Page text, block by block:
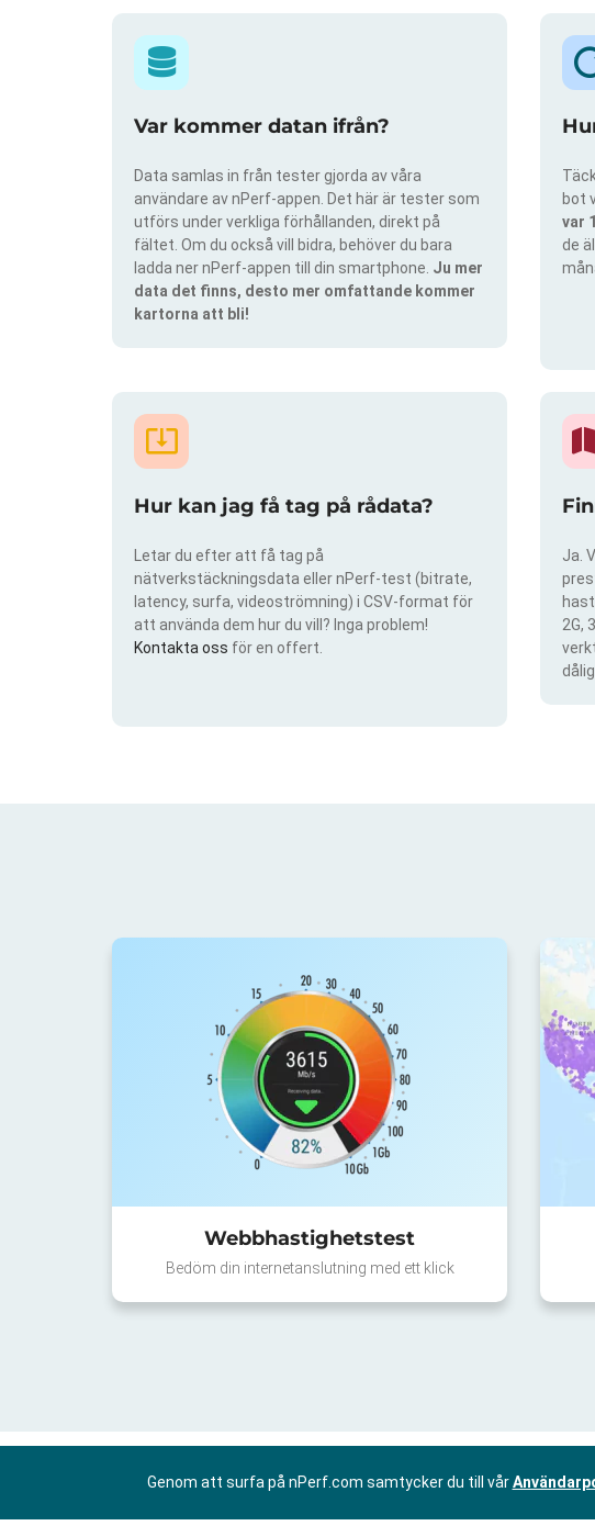
Var kommer datan ifrån?
Data samlas in från tester gjorda av våra
användare av nPerf-appen. Det här är tester som
utförs under verkliga förhållanden, direkt på
fältet. Om du också vill bidra, behöver du bara
ladda ner nPerf-appen till din smartphone. Ju mer
data det finns, desto mer omfattande kommer
kartorna att bli!
bot
var
de
Hur kan jag få tag på rådata?
Letar du efter att få tag på
nätverkstäckningsdata eller nPerf-test (bitrate,
latency, surfa, videoströmning) i CSV-format för
att använda dem hur du vill? Inga problem!
Kontakta oss för en offert.
Ja.
2G,
Webbhastighetstest
Bedöm din internetanslutning med ett klick
Genom att surfa på nPerf.com samtycker du till vår